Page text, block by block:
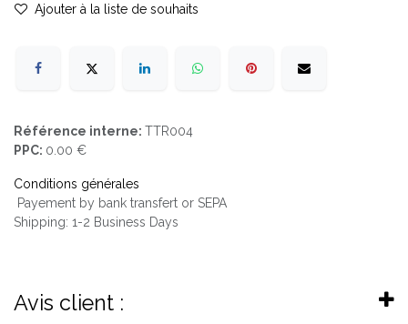
Ajouter à la liste de souhaits
Référence interne: TTR004
PPC: 0.00 €
Conditions générales
Payement by bank transfert or SEPA
Shipping: 1-2 Business Days
Avis client :